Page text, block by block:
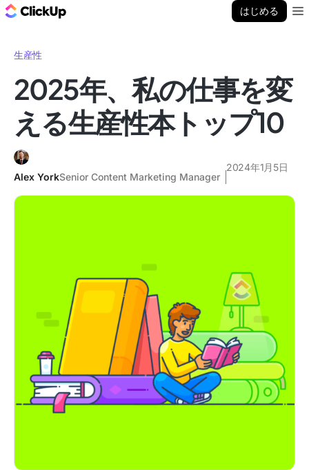
はじめる
生産性
2025年、私の仕事を変
える生産性本トップ10
Alex YorkSenior Content Marketing Manager
2024年1月5日